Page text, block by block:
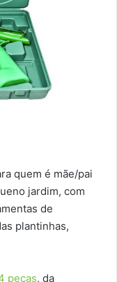
quem é mãe/pai
jardim, com
de
plantinhas,
peças, da